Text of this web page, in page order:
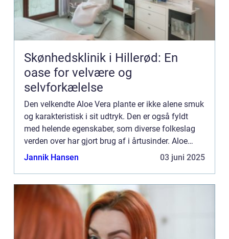
Skønhedsklinik i Hillerød: En
oase for velvære og
selvforkælelse
Den velkendte Aloe Vera plante er ikke alene smuk
og karakteristisk i sit udtryk. Den er også fyldt
med helende egenskaber, som diverse folkeslag
verden over har gjort brug af i årtusinder. Aloe
Vera planten tilhører sukkulent fami...
Jannik Hansen 03 juni 2025